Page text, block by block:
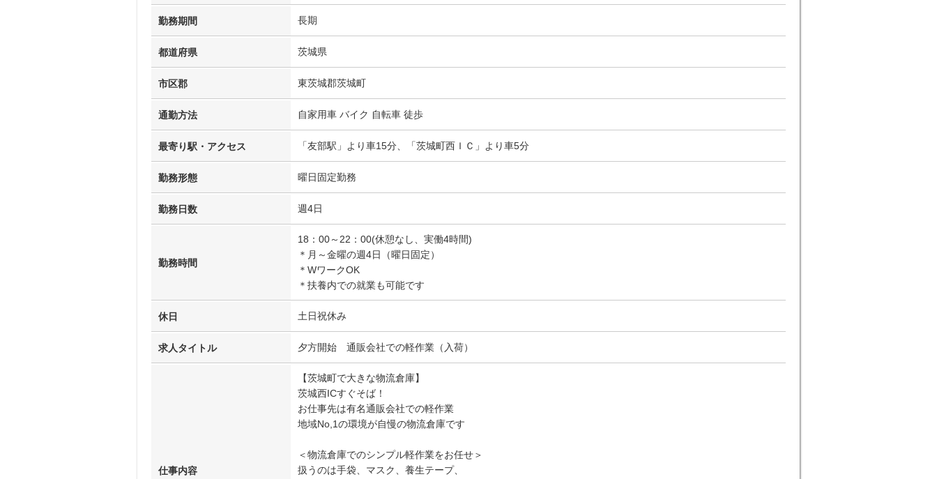
勤務期間 長期
都道府県 茨城県
市区郡 東茨城郡茨城町
通勤方法 自家用車 バイク 自転車 徒歩
最寄り駅・アクセス 「友部駅」より車15分、「茨城町西ＩＣ」より車5分
勤務形態 曜日固定勤務
勤務日数 週4日
勤務時間
18：00～22：00(休憩なし、実働4時間)
＊月～金曜の週4日（曜日固定）
＊WワークOK
＊扶養内での就業も可能です
休日 土日祝休み
求人タイトル 夕方開始 通販会社での軽作業（入荷）
仕事内容
【茨城町で大きな物流倉庫】
茨城西ICすぐそば！
お仕事先は有名通販会社での軽作業
地域No,1の環境が自慢の物流倉庫です
＜物流倉庫でのシンプル軽作業をお任せ＞
扱うのは手袋、マスク、養生テープ、